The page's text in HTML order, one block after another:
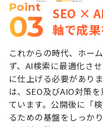
Point
03 SEO ×
軸で成
これからの時代、ホー
ず、AI検索に最適化さ
に仕上げる必要があり
は、SEO及びAIO対策
ています。公開後に「
るための基盤をしっか